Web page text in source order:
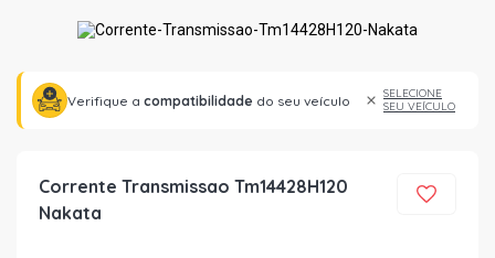
Verifique a compatibilidade do seu veículo
SELECIONE
SEU VEÍCULO
Corrente Transmissao Tm14428H120
Nakata